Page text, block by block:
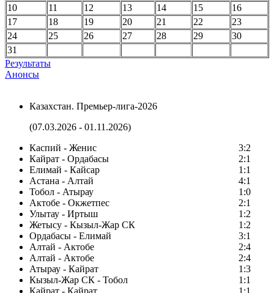
10
11 12 13 14 15
16
17
18 19 20 21 22
23
24
25 26 27 28 29
30
31
Результаты
Анонсы
Казахстан. Премьер-лига-2026
(07.03.2026 - 01.11.2026)
Каспий - Женис
3:2
Кайрат - Ордабасы
2:1
Елимай - Кайсар
1:1
Астана - Алтай
4:1
Тобол - Атырау
1:0
Актобе - Окжетпес
2:1
Улытау - Иртыш
1:2
Жетысу - Кызыл-Жар СК
1:2
Ордабасы - Елимай
3:1
Алтай - Актобе
2:4
Алтай - Актобе
2:4
Атырау - Кайрат
1:3
Кызыл-Жар СК - Тобол
1:1